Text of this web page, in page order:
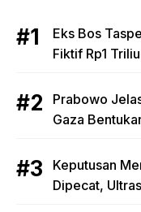
Eks Bos
Fiktif Rp1
Prabowo
Gaza
Keputusan
Dipecat,